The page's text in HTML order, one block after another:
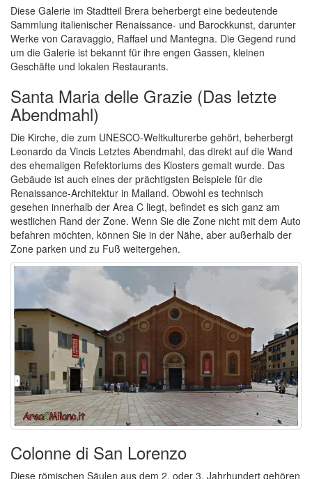
Diese Galerie im Stadtteil Brera beherbergt eine bedeutende
Sammlung italienischer Renaissance- und Barockkunst, darunter
Werke von Caravaggio, Raffael und Mantegna. Die Gegend rund
um die Galerie ist bekannt für ihre engen Gassen, kleinen
Geschäfte und lokalen Restaurants.
Santa Maria delle Grazie (Das letzte
Abendmahl)
Die Kirche, die zum UNESCO-Weltkulturerbe gehört, beherbergt
Leonardo da Vincis Letztes Abendmahl, das direkt auf die Wand
des ehemaligen Refektoriums des Klosters gemalt wurde. Das
Gebäude ist auch eines der prächtigsten Beispiele für die
Renaissance-Architektur in Mailand. Obwohl es technisch
gesehen innerhalb der Area C liegt, befindet es sich ganz am
westlichen Rand der Zone. Wenn Sie die Zone nicht mit dem Auto
befahren möchten, können Sie in der Nähe, aber außerhalb der
Zone parken und zu Fuß weitergehen.
Colonne di San Lorenzo
Diese römischen Säulen aus dem 2. oder 3. Jahrhundert gehören